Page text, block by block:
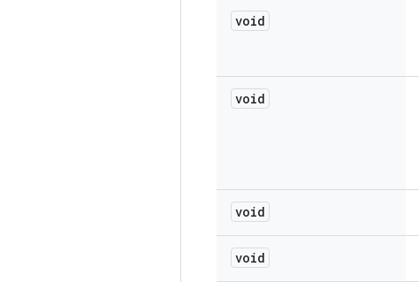
void
void
void
void